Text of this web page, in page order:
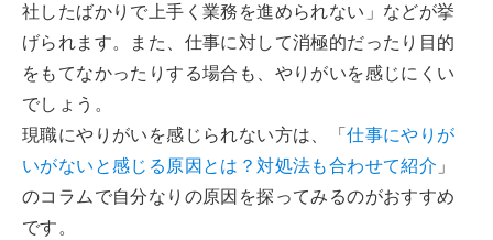
社したばかりで上手く業務を進められない」などが挙
げられます。また、仕事に対して消極的だったり目的
をもてなかったりする場合も、やりがいを感じにくい
でしょう。
現職にやりがいを感じられない方は、「仕事にやりが
いがないと感じる原因とは？対処法も合わせて紹介 」
のコラムで自分なりの原因を探ってみるのがおすすめ
です。